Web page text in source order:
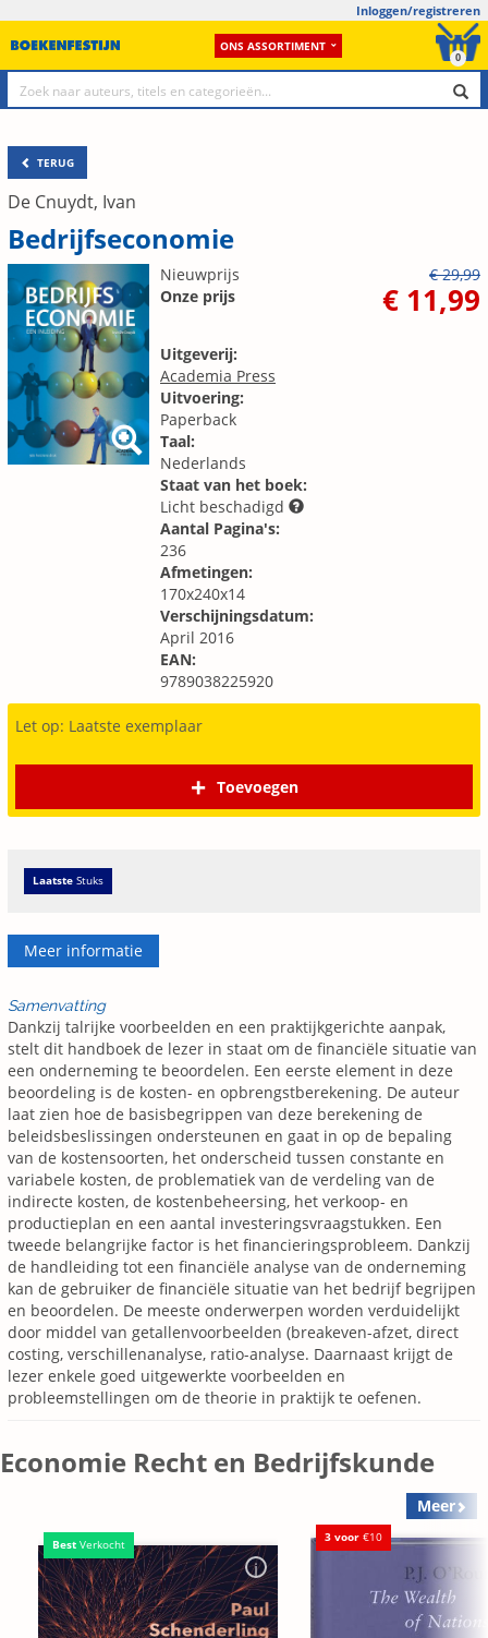
Inloggen/registreren
ONS ASSORTIMENT
0
TERUG
De Cnuydt, Ivan
Bedrijfseconomie
Nieuwprijs
€ 29,99
Onze prijs
€ 11,99
Uitgeverij:
Academia Press
Uitvoering:
Paperback
Taal:
Nederlands
Staat van het boek:
Licht beschadigd
Aantal Pagina's:
236
Afmetingen:
170x240x14
Verschijningsdatum:
April 2016
EAN:
9789038225920
Let op: Laatste exemplaar
Toevoegen
Laatste Stuks
Meer informatie
Samenvatting
Dankzij talrijke voorbeelden en een praktijkgerichte aanpak,
stelt dit handboek de lezer in staat om de financiële situatie van
een onderneming te beoordelen. Een eerste element in deze
beoordeling is de kosten- en opbrengstberekening. De auteur
laat zien hoe de basisbegrippen van deze berekening de
beleidsbeslissingen ondersteunen en gaat in op de bepaling
van de kostensoorten, het onderscheid tussen constante en
variabele kosten, de problematiek van de verdeling van de
indirecte kosten, de kostenbeheersing, het verkoop- en
productieplan en een aantal investeringsvraagstukken. Een
tweede belangrijke factor is het financieringsprobleem. Dankzij
de handleiding tot een financiële analyse van de onderneming
kan de gebruiker de financiële situatie van het bedrijf begrijpen
en beoordelen. De meeste onderwerpen worden verduidelijkt
door middel van getallenvoorbeelden (breakeven-afzet, direct
costing, verschillenanalyse, ratio-analyse. Daarnaast krijgt de
lezer enkele goed uitgewerkte voorbeelden en
probleemstellingen om de theorie in praktijk te oefenen.
Economie Recht en Bedrijfskunde
Meer
Best Verkocht 3 voor €10